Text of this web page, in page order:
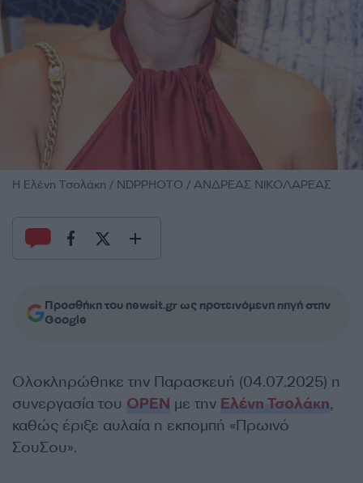
H Ελένη Τσολάκη / NDPPHOTO / ΑΝΔΡΕΑΣ ΝΙΚΟΛΑΡΕΑΣ
Προσθήκη του newsit.gr ως προτεινόμενη πηγή στην
Google
Ολοκληρώθηκε την Παρασκευή (04.07.2025) η
συνεργασία του OPEN με την Ελένη Τσολάκη,
καθώς έριξε αυλαία η εκπομπή «Πρωινό
ΣουΣου».